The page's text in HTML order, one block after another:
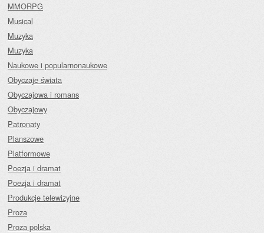
MMORPG
Musical
Muzyka
Muzyka
Naukowe i popularnonaukowe
Obyczaje świata
Obyczajowa i romans
Obyczajowy
Patronaty
Planszowe
Platformowe
Poezja i dramat
Poezja i dramat
Produkcje telewizyjne
Proza
Proza polska